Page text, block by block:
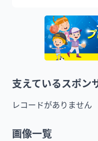
支えているスポン
レコードがありません
画像一覧